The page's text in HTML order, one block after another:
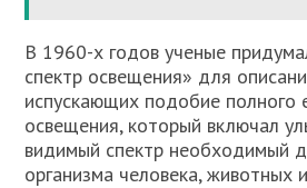
В 1960-х годов ученые
спектр освещения» для
испускающих подобие полного
освещения, который включал
видимый спектр необходимый
организма человека, животных